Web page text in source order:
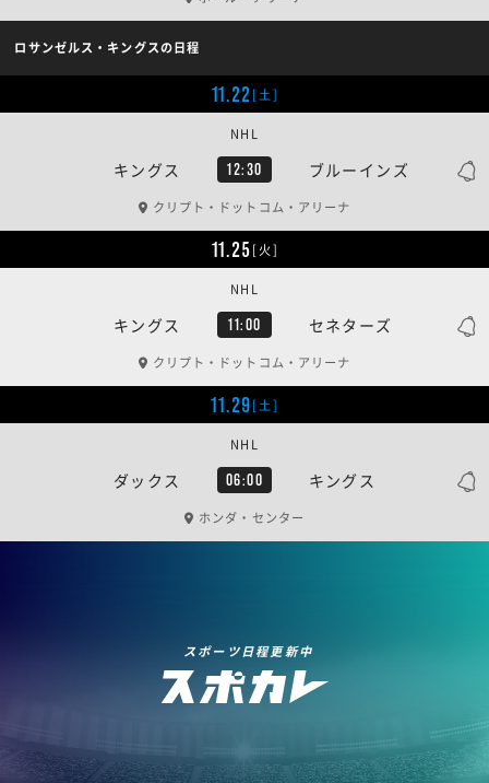
ロサンゼルス・キングスの日程
11.22[土]
キングス 12:30 ブルーインズ
NHL
クリプト・ドットコム・アリーナ
11.25[火]
キングス 11:00 セネターズ
NHL
クリプト・ドットコム・アリーナ
11.29[土]
ダックス 06:00 キングス
NHL
ホンダ・センター
スポーツ日程更新中